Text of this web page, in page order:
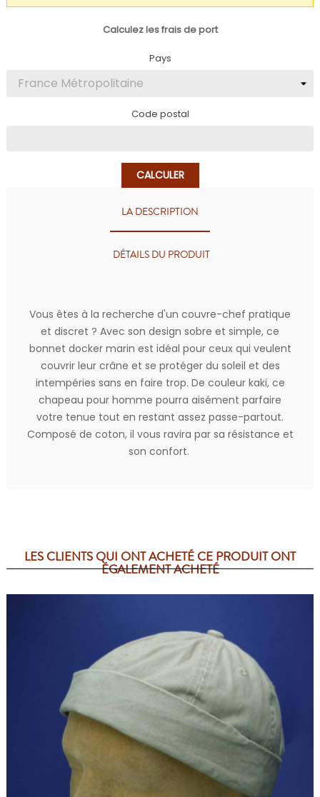
Calculez les frais de port
Pays
Code postal
CALCULER
LA DESCRIPTION
DÉTAILS DU PRODUIT
Vous êtes à la recherche d'un couvre-chef pratique
et discret ? Avec son design sobre et simple, ce
bonnet docker marin est idéal pour ceux qui veulent
couvrir leur crâne et se protéger du soleil et des
intempéries sans en faire trop. De couleur kaki, ce
chapeau pour homme pourra aisément parfaire
votre tenue tout en restant assez passe-partout.
Composé de coton, il vous ravira par sa résistance et
son confort.
LES CLIENTS QUI ONT ACHETÉ CE PRODUIT ONT
ÉGALEMENT ACHETÉ